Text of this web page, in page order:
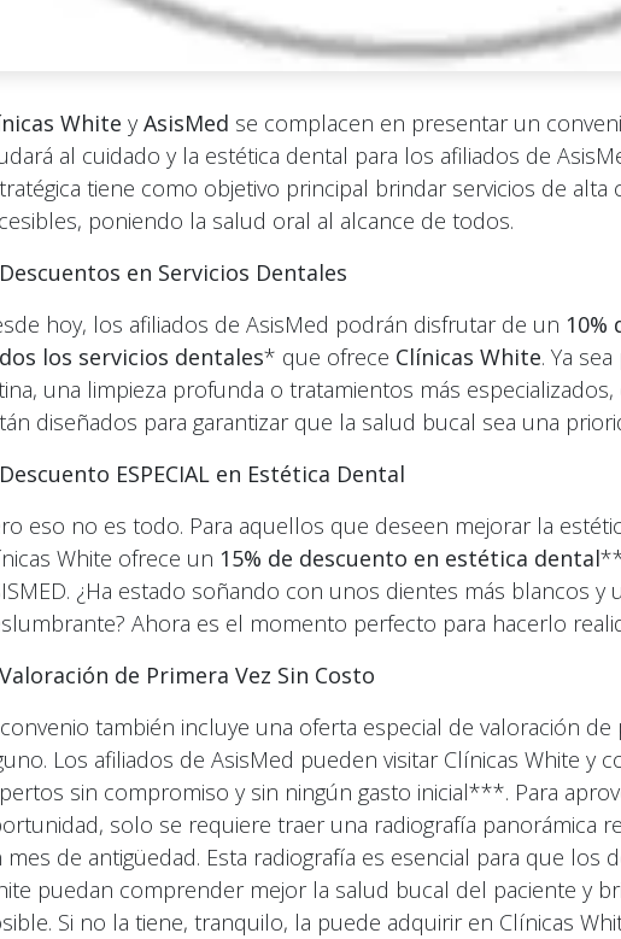
White y AsisMed se complacen en presentar un
al cuidado y la estética dental para los afiliados de
tiene como objetivo principal brindar servicios de alta
poniendo la salud oral al alcance de todos.
en Servicios Dentales
hoy, los afiliados de AsisMed podrán disfrutar de un 10%
los servicios dentales* que ofrece Clínicas White. Ya
una limpieza profunda o tratamientos más
diseñados para garantizar que la salud bucal sea una
ESPECIAL en Estética Dental
eso no es todo. Para aquellos que deseen mejorar la
White ofrece un 15% de descuento en estética dental
¿Ha estado soñando con unos dientes más blancos y
Ahora es el momento perfecto para hacerlo
de Primera Vez Sin Costo
también incluye una oferta especial de valoración
Los afiliados de AsisMed pueden visitar Clínicas White y
sin compromiso y sin ningún gasto inicial***. Para
solo se requiere traer una radiografía panorámica
mes de antigüedad. Esta radiografía es esencial para que los
puedan comprender mejor la salud bucal del paciente y
Si no la tiene, tranquilo, la puede adquirir en Clínicas